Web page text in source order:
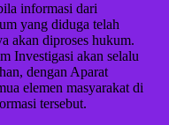
informasi dari
yang diduga telah
akan diproses hukum.
Investigasi akan selalu
dengan Aparat
elemen masyarakat di
tersebut.